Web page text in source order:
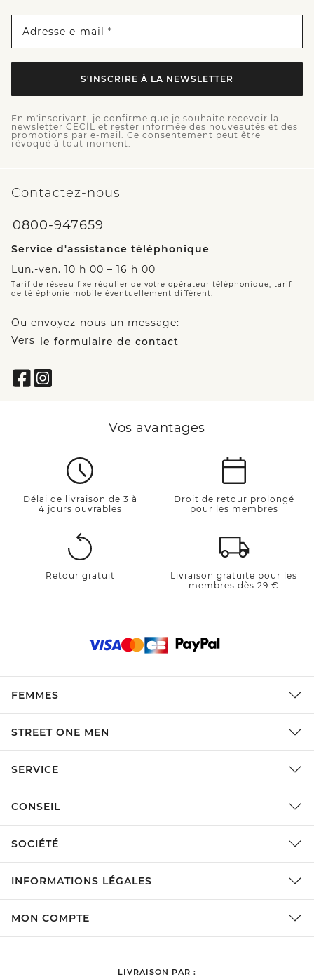
Adresse e-mail *
S'INSCRIRE À LA NEWSLETTER
En m'inscrivant, je confirme que je souhaite recevoir la
newsletter CECIL et rester informée des nouveautés et des
promotions par e-mail. Ce consentement peut être
révoqué à tout moment.
Contactez-nous
0800-947659
Service d'assistance téléphonique
Lun.-ven. 10 h 00 – 16 h 00
Tarif de réseau fixe régulier de votre opérateur téléphonique, tarif
de téléphonie mobile éventuellement différent.
Ou envoyez-nous un message:
Vers le formulaire de contact
Vos avantages
Délai de livraison de 3 à
4 jours ouvrables
Droit de retour prolongé
pour les membres
Retour gratuit
Livraison gratuite pour les
membres dès 29 €
FEMMES
STREET ONE MEN
SERVICE
CONSEIL
SOCIÉTÉ
INFORMATIONS LÉGALES
MON COMPTE
LIVRAISON PAR :